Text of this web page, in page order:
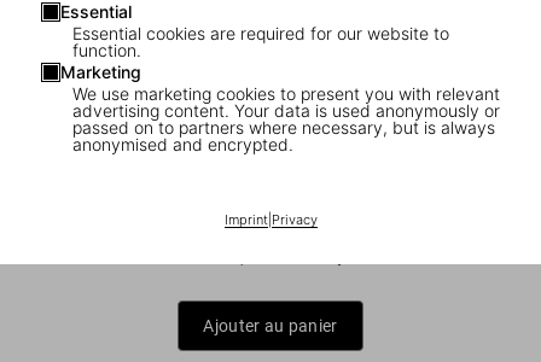
Essential
Essential cookies are required for our website to
function.
Marketing
We use marketing cookies to present you with relevant
advertising content. Your data is used anonymously or
passed on to partners where necessary, but is always
anonymised and encrypted.
Imprint| Privacy
1/2
2022
Ajouter au panier